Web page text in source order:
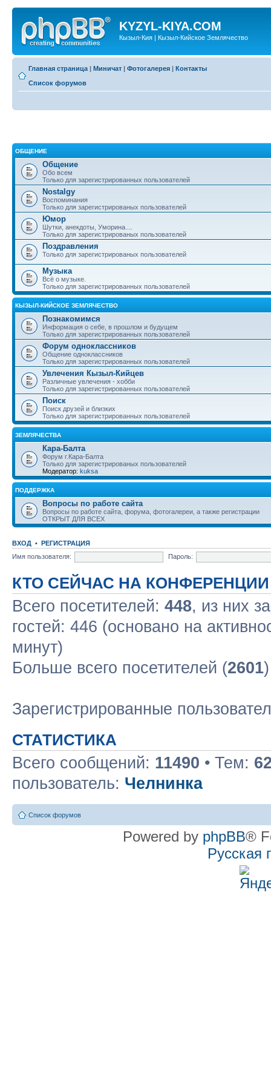
KYZYL-KIYA.COM
Кызыл-Кия | Кызыл-Кийское Землячество
Главная страница | Миничат | Фотогалерея | Контакты
Список форумов
ОБЩЕНИЕ
Общение
Обо всем
Только для зарегистрированных пользователей
Nostalgy
Воспоминания
Только для зарегистрированых пользователей
Юмор
Шутки, анекдоты, Уморина....
Только для зарегистрированых пользователей
Поздравления
Только для зарегистрированых пользователей
Музыка
Всё о музыке.
Только для зарегистрированных пользователей
КЫЗЫЛ-КИЙСКОЕ ЗЕМЛЯЧЕСТВО
Познакомимся
Информация о себе, в прошлом и будущем
Только для зарегистрированных пользователей
Форум одноклассников
Общение одноклассников
Только для зарегистрированных пользователей
Увлечения Кызыл-Кийцев
Различные увлечения - хобби
Только для зарегистрированных пользователей
Поиск
Поиск друзей и близких
Только для зарегистрированных пользователей
ЗЕМЛЯЧЕСТВА
Кара-Балта
Форум г.Кара-Балта
Только для зарегистрированых пользователей
Модератор: kuksa
ПОДДЕРЖКА
Вопросы по работе сайта
Вопросы по работе сайта, форума, фотогалереи, а также регистрации
ОТКРЫТ ДЛЯ ВСЕХ
ВХОД • РЕГИСТРАЦИЯ
Имя пользователя:
Пароль:
КТО СЕЙЧАС НА КОНФЕРЕНЦИИ
Всего посетителей: 448, из них
гостей: 446 (основано на
минут)
Больше всего посетителей (2601
Зарегистрированные
СТАТИСТИКА
Всего сообщений: 11490 • Тем:
пользователь: Челнинка
Список форумов
Powered by phpBB®
Русская